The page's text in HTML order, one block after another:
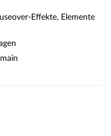
Effekte, Elemente